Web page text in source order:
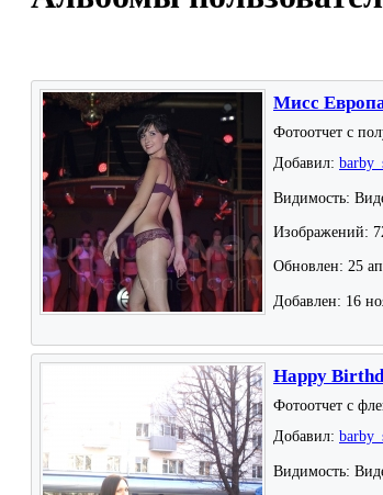
Мисс
Фотоотчет с
Добавил:
Видимость:
Изображений:
Обновлен: 25
Добавлен: 16
Happy
Фотоотчет с
Добавил:
Видимость: